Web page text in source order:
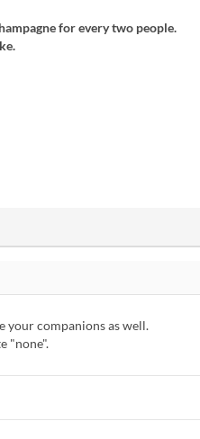
for every two people.
your companions as well.
"none".